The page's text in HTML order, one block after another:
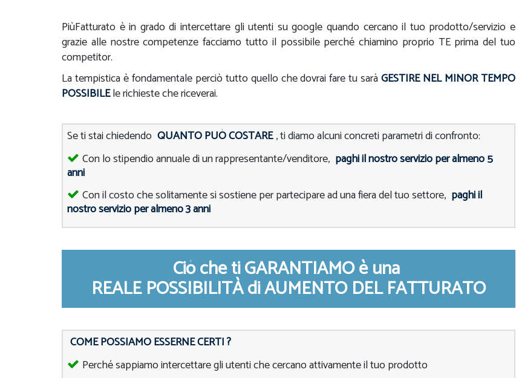
PiùFatturato è in grado di intercettare gli utenti su google quando cercano il tuo prodotto/servizio e
grazie alle nostre competenze facciamo tutto il possibile perché chiamino proprio TE prima del tuo
competitor.
La tempistica è fondamentale perciò tutto quello che dovrai fare tu saràGESTIRE NEL MINOR TEMPO
POSSIBILEle richieste che riceverai.
Se ti stai chiedendo QUANTO PUÒ COSTARE , ti diamo alcuni concreti parametri di confronto:
Con lo stipendio annuale di un rappresentante/venditore, paghi il nostro servizio per almeno 5
anni
Con il costo che solitamente si sostiene per partecipare ad una fiera del tuo settore, paghi il
nostro servizio per almeno 3 anni
Ciò che ti GARANTIAMO è una
REALE POSSIBILITÀ di AUMENTO DEL FATTURATO
COME POSSIAMO ESSERNE CERTI ?
Perché sappiamo intercettare gli utenti che cercano attivamente il tuo prodotto